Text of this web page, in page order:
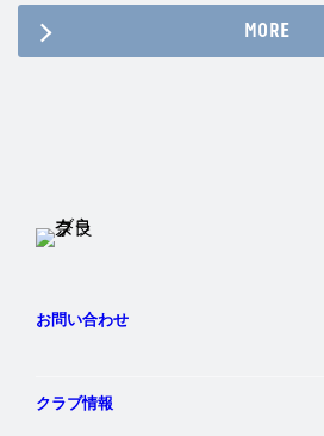
MORE
お問い合わせ
クラブ情報